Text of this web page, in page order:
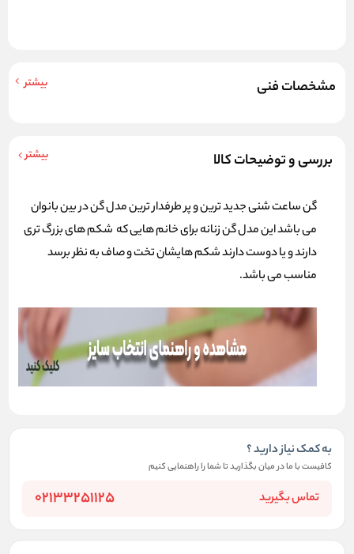
مشخصات فنی بیشتر
بررسی و توضیحات کالا بیشتر
گن ساعت شنیجدید ترین و پر طرفدار ترین مدل گن در بین بانوان
می باشد این مدل گن زنانه برای خانم هایی که شکم های بزرگ تری
دارند و یا دوست دارند شکم هایشان تخت و صاف به نظر برسد
مناسب می باشد.
به کمک نیاز دارید ؟
کافیست با ما در میان بگذارید تا شما را راهنمایی کنیم
تماس بگیرید 02133251125